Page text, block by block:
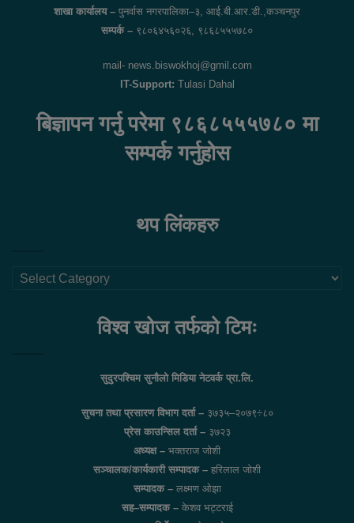
शाखा कार्यालय – पुनर्वास नगरपालिका–३, आई.बी.आर.डी.,कञ्चनपुर
सम्पर्क – ९८०६४५६०२६, ९८६८५५५७८०
mail- news.biswokhoj@gmil.com
IT-Support: Tulasi Dahal
बिज्ञापन गर्नु परेमा ९८६८५५५७८० मा
सम्पर्क गर्नुहोस
थप लिंकहरु
थप
विश्व खोज तर्फको टिमः
सुदुरपश्चिम सुनौलो मिडिया नेटवर्क प्रा.लि.
सुचना तथा प्रसारण विभाग दर्ता – ३७३५–२०७९÷८०
प्रेस काउन्सिल दर्ता – ३७२३
अध्यक्ष – भक्तराज जोशी
सञ्चालक/कार्यकारी सम्पादक – हरिलाल जोशी
सम्पादक –लक्ष्मण ओझा
सह–सम्पादक –केशव भट्टराई